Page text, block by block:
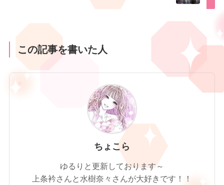
この記事を書いた人
ちょこら
ゆるりと更新しております～
上条衿さんと水樹奈々さんが大好きです！！